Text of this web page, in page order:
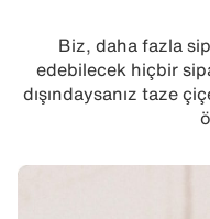
Biz, daha fazla
edebilecek hiçbir
dışındaysanız taze